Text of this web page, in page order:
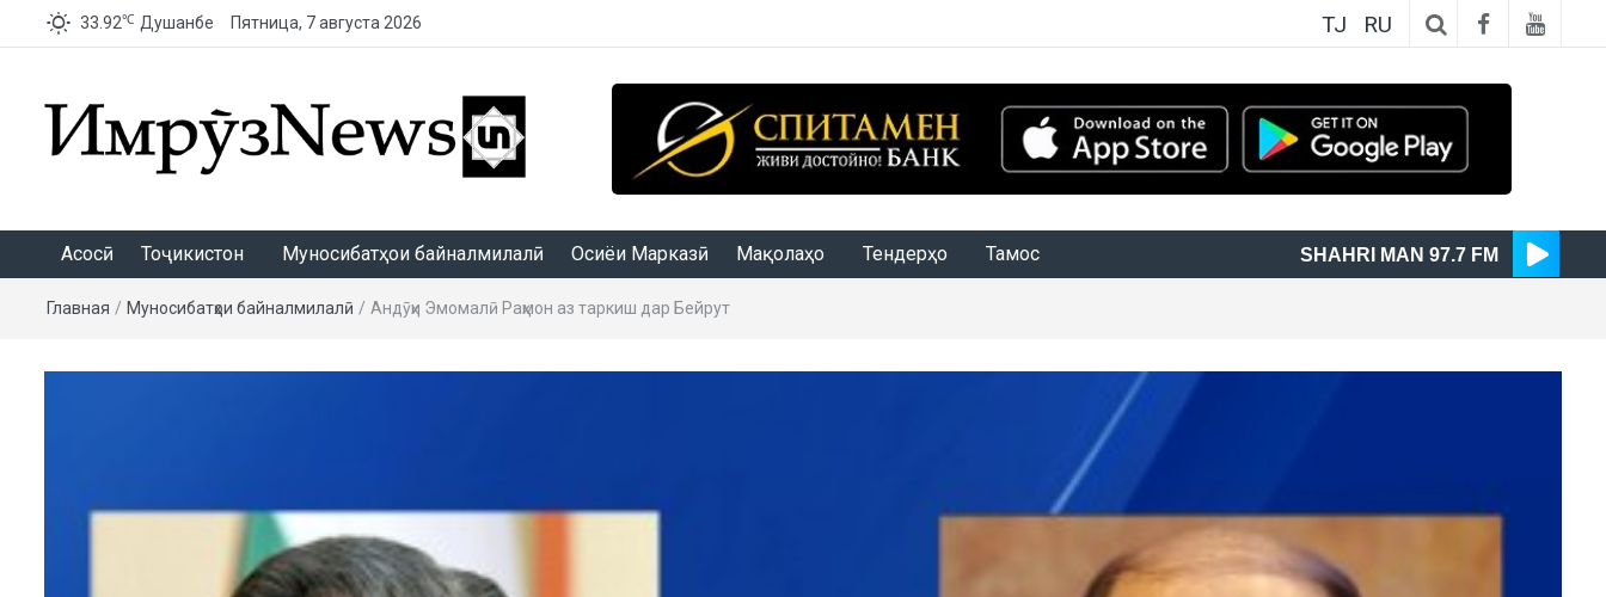
33.92℃ Душанбе Пятница, 7 августа 2026 TJ RU
Асосӣ Тоҷикистон Муносибатҳои байналмилалӣ Осиёи Марказӣ Мақолаҳо Тендерҳо Тамос SHAHRI MAN 97.7 FM
Главная / Муносибатҳои байналмилалӣ / Андӯҳи Эмомалӣ Раҳмон аз таркиш дар Бейрут